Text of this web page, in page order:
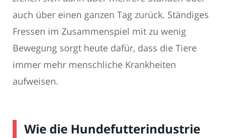
auch über einen ganzen Tag zurück. Ständiges
Fressen im Zusammenspiel mit zu wenig
Bewegung sorgt heute dafür, dass die Tiere
immer mehr menschliche Krankheiten
aufweisen.
Wie die Hundefutterindustrie